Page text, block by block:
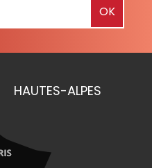
HAUTES-ALPES